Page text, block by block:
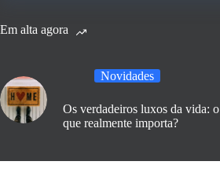
Em alta agora
Novidades
Os verdadeiros luxos da vida: o
que realmente importa?